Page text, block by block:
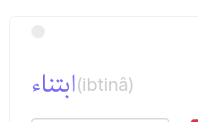
ابتناء(ibtinâ)